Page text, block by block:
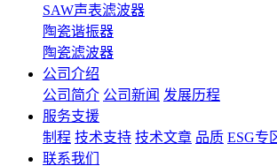
SAW声表滤波器
陶瓷谐振器
陶瓷滤波器
公司介绍
公司简介 公司新闻 发展历程
服务支援
制程 技术支持 技术文章 品质 ESG专
联系我们